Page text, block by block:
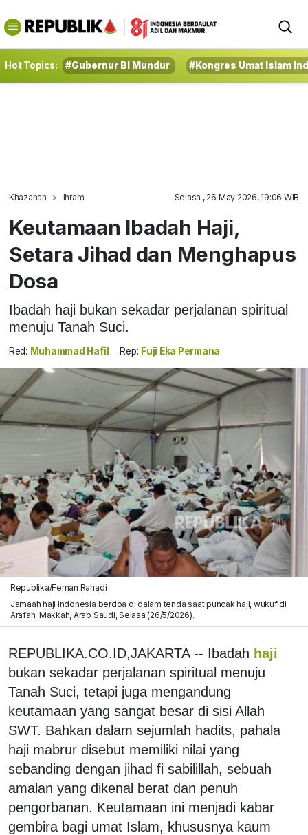
Hot Topics: #Gubernur BI Mundur #Kongres Umat Islam
Khazanah Ihram Selasa , 26 May 2026, 19:06 WIB
Keutamaan Ibadah Haji,
Setara Jihad dan Menghapus
Dosa
Ibadah haji bukan sekadar perjalanan spiritual
menuju Tanah Suci.
Red: Muhammad Hafil Rep: Fuji Eka Permana
Republika/Fernan Rahadi
Jamaah haji Indonesia berdoa di dalam tenda saat puncak haji, wukuf di
Arafah, Makkah, Arab Saudi, Selasa (26/5/2026).
REPUBLIKA.CO.ID,JAKARTA -- Ibadah haji
bukan sekadar perjalanan spiritual menuju
Tanah Suci, tetapi juga mengandung
keutamaan yang sangat besar di sisi Allah
SWT. Bahkan dalam sejumlah hadits, pahala
haji mabrur disebut memiliki nilai yang
sebanding dengan jihad fi sabilillah, sebuah
amalan yang dikenal berat dan penuh
pengorbanan. Keutamaan ini menjadi kabar
gembira bagi umat Islam, khususnya kaum